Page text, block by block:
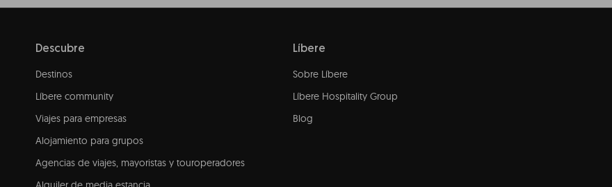
Descubre
Destinos
Líbere community
Viajes para empresas
Alojamiento para grupos
Agencias de viajes, mayoristas y touroperadores
Líbere
Sobre Líbere
Líbere Hospitality Group
Blog